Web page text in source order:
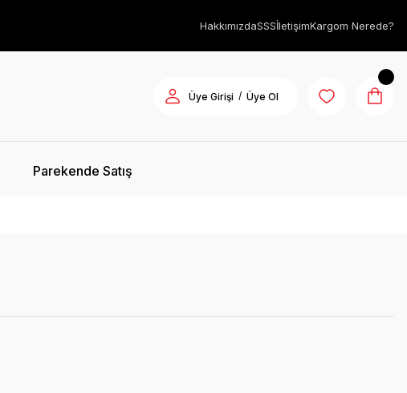
HakkımızdaSSSİletişimKargom Nerede?
Üye Girişi / Üye Ol
Parekende Satış